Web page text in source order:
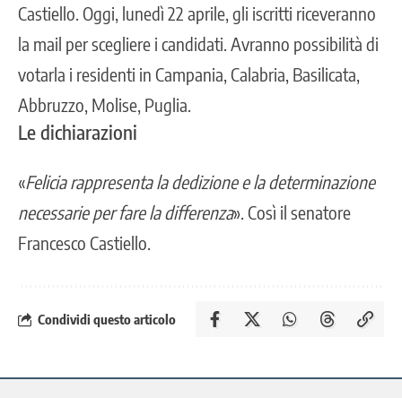
Castiello. Oggi, lunedì 22 aprile, gli iscritti riceveranno
la mail per scegliere i candidati. Avranno possibilità di
votarla i residenti in Campania, Calabria, Basilicata,
Abbruzzo, Molise, Puglia.
Le dichiarazioni
«Felicia rappresenta la dedizione e la determinazione
necessarie per fare la differenza». Così il senatore
Francesco Castiello.
Condividi questo articolo